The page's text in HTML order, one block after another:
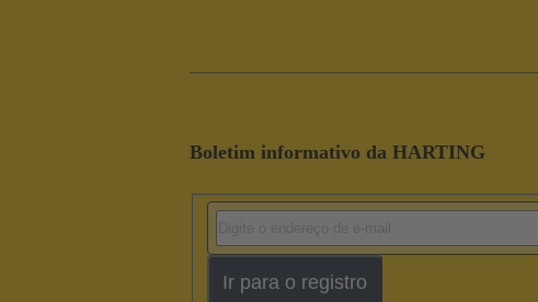
Boletim informativo da HARTING
Ir para o registro